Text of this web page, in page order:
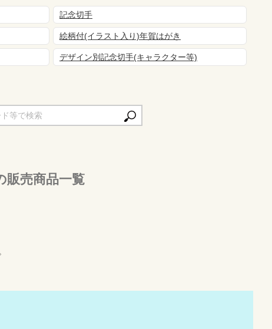
記念切手
絵柄付(イラスト入り)年賀はがき
デザイン別記念切手(キャラクター等)
販売商品一覧